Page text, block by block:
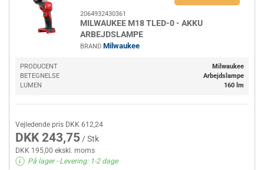
2064932430361
MILWAUKEE M18 TLED-0 - AKKU
ARBEJDSLAMPE
BRAND Milwaukee
PRODUCENT
Milwaukee
BETEGNELSE
Arbejdslampe
LUMEN
160 lm
Vejledende pris DKK 612,24
DKK 243,75 / Stk
DKK 195,00 ekskl. moms
På lager- Levering: 1-2 dage